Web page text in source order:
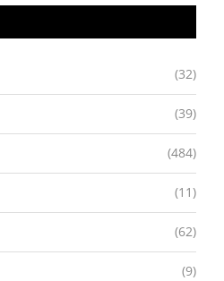
(32)
(39)
(484)
(11)
(62)
(9)